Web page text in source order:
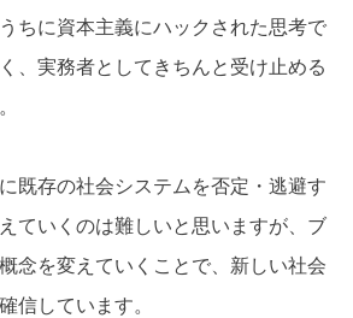
ちに資本主義にハックされた思考で
、実務者としてきちんと受け止める
既存の社会システムを否定・逃避す
ていくのは難しいと思いますが、ブ
念を変えていくことで、新しい社会
信しています。